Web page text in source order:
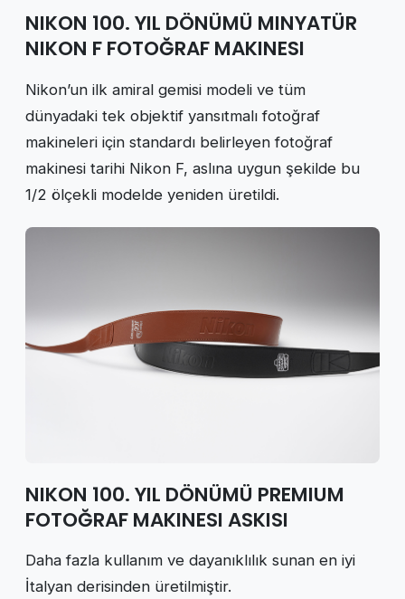
NIKON 100. YIL DÖNÜMÜ MINYATÜR
NIKON F FOTOĞRAF MAKINESI
Nikon’un ilk amiral gemisi modeli ve tüm
dünyadaki tek objektif yansıtmalı fotoğraf
makineleri için standardı belirleyen fotoğraf
makinesi tarihi Nikon F, aslına uygun şekilde bu
1/2 ölçekli modelde yeniden üretildi.
NIKON 100. YIL DÖNÜMÜ PREMIUM
FOTOĞRAF MAKINESI ASKISI
Daha fazla kullanım ve dayanıklılık sunan en iyi
İtalyan derisinden üretilmiştir.